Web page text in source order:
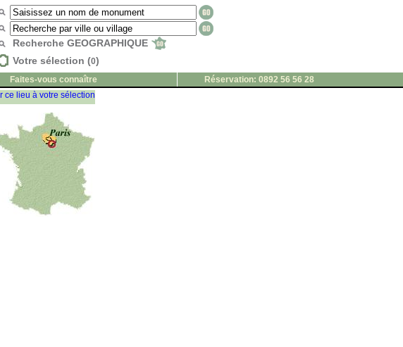
Recherche GEOGRAPHIQUE
Votre sélection (0)
Faites-vous connaître
Réservation: 0892 56 56 28
ce lieu à votre sélection